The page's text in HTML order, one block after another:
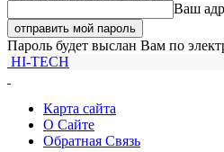
Ваш
Пароль будет выслан Вам по
HI-TECH
Карта сайта
О Сайте
Обратная Связь